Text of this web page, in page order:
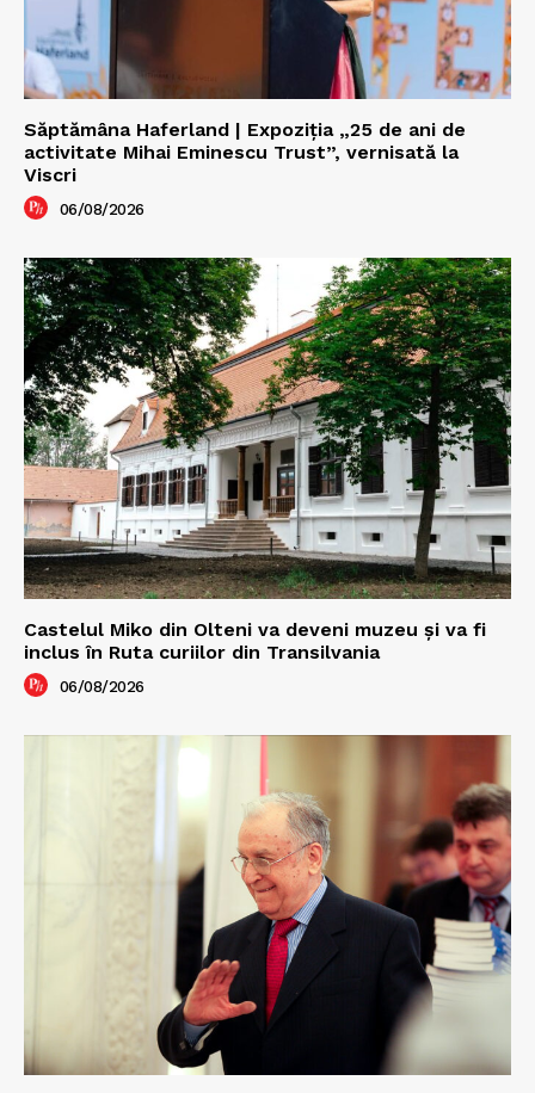
Săptămâna Haferland | Expoziţia „25 de ani de
activitate Mihai Eminescu Trust”, vernisată la
Viscri
06/08/2026
Castelul Miko din Olteni va deveni muzeu şi va fi
inclus în Ruta curiilor din Transilvania
06/08/2026